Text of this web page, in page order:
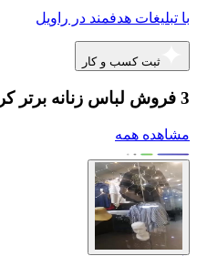
با تبلیغات هدفمند در راویل
ثبت کسب و کار
3 فروش لباس زنانه برتر کرج
مشاهده همه